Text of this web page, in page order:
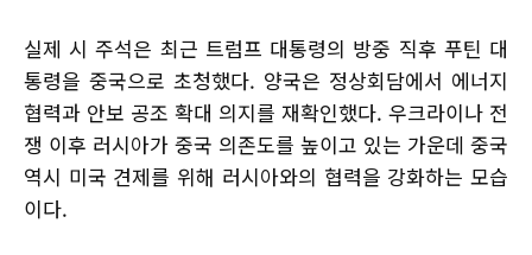
실제 시 주석은 최근 트럼프 대통령의 방중 직후 푸틴 대
통령을 중국으로 초청했다. 양국은 정상회담에서 에너지
협력과 안보 공조 확대 의지를 재확인했다. 우크라이나 전
쟁 이후 러시아가 중국 의존도를 높이고 있는 가운데 중국
역시 미국 견제를 위해 러시아와의 협력을 강화하는 모습
이다.